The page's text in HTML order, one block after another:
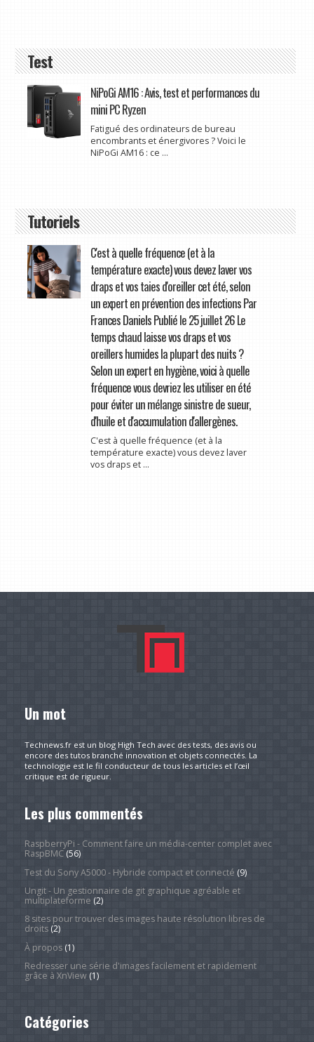
Test
NiPoGi AM16 : Avis, test et performances du
mini PC Ryzen
Fatigué des ordinateurs de bureau
encombrants et énergivores ? Voici le
NiPoGi AM16 : ce ...
Tutoriels
C'est à quelle fréquence (et à la
température exacte) vous devez laver vos
draps et vos taies d'oreiller cet été, selon
un expert en prévention des infections Par
Frances Daniels Publié le 25 juillet 26 Le
temps chaud laisse vos draps et vos
oreillers humides la plupart des nuits ?
Selon un expert en hygiène, voici à quelle
fréquence vous devriez les utiliser en été
pour éviter un mélange sinistre de sueur,
d'huile et d'accumulation d'allergènes.
C'est à quelle fréquence (et à la
température exacte) vous devez laver
vos draps et ...
Un mot
Technews.fr est un blog High Tech avec des tests, des avis ou
encore des tutos branché innovation et objets connectés. La
technologie est le fil conducteur de tous les articles et l’œil
critique est de rigueur.
Les plus commentés
RaspberryPi - Comment faire un média-center complet avec
RaspBMC(56)
Test du Sony A5000 - Hybride compact et connecté (9)
Ungit - Un gestionnaire de git graphique agréable et
multiplateforme (2)
8 sites pour trouver des images haute résolution libres de
droits(2)
À propos(1)
Redresser une série d'images facilement et rapidement
grâce à XnView(1)
Catégories